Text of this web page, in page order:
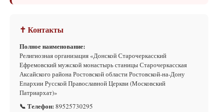
✝ Контакты
Полное наименование:
Религиозная организация «Донской Старочеркасский
Ефремовский мужской монастырь станицы Старочеркасская
Аксайского района Ростовской области Ростовской-на-Дону
Епархии Русской Православной Церкви (Московский
Патриархат)»
📞 Телефон: 89525730295